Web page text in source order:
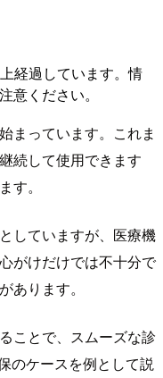
経過しています。情
意ください。
まっています。これま
続して使用できます
す。
していますが、医療機
がけだけでは不十分で
あります。
ことで、スムーズな診
のケースを例として説